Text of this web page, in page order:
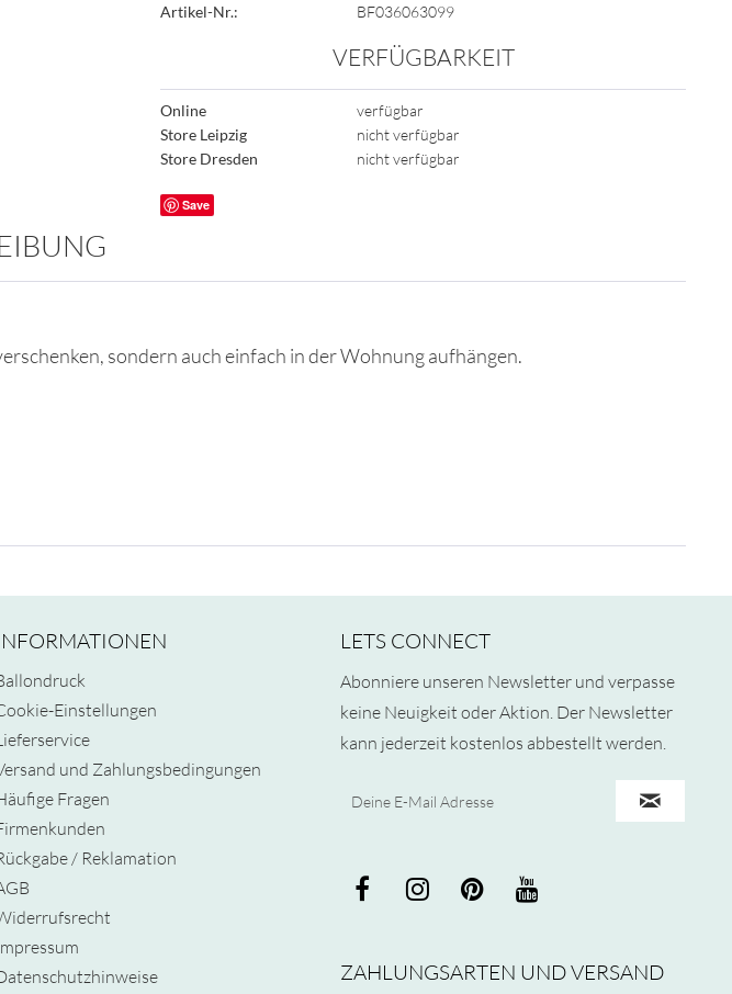
Artikel-Nr.: BF036063099
VERFÜGBARKEIT
Online
verfügbar
Store Leipzig
nicht verfügbar
Store Dresden
nicht verfügbar
Save
sondern auch einfach in der Wohnung aufhängen.
Einstellungen
und Zahlungsbedingungen
Fragen
/ Reklamation
LETS CONNECT
Abonniere unseren Newsletter und verpasse
keine Neuigkeit oder Aktion. Der Newsletter
kann jederzeit kostenlos abbestellt werden.
ZAHLUNGSARTEN UND VERSAND